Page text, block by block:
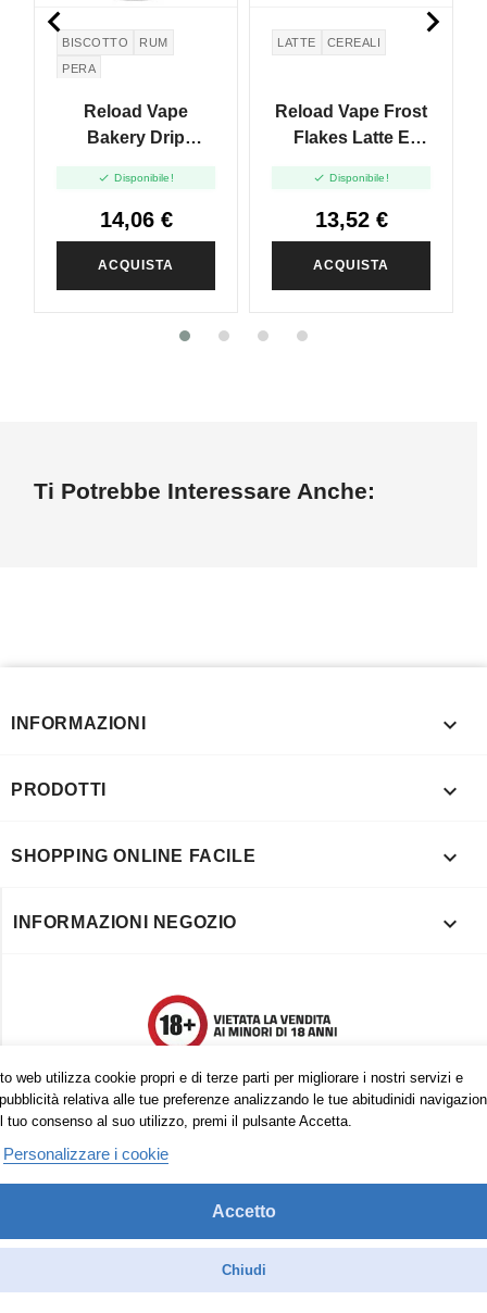
BISCOTTO
RUM
PERA
Reload Vape
Bakery Drip
Pera - Vape Shot -
20 Ml
 Disponibile!
14,06 €
ACQUISTA
LATTE CEREALI
Reload Vape Frost
Flakes Latte E
- 20 Ml
 Disponibile!
13,52 €
ACQUISTA
 
Ti Potrebbe Interessare Anche:
web utilizza cookie propri e di terze parti per migliorare i nostri servizi e
relativa alle tue preferenze analizzando le tue abitudinidi
tuo consenso al suo utilizzo, premi il pulsante Accetta.
Personalizzare i cookie
Accetto
Chiudi
INFORMAZIONI 
PRODOTTI 
SHOPPING ONLINE FACILE 
INFORMAZIONI NEGOZIO 
Trovaci anche su: